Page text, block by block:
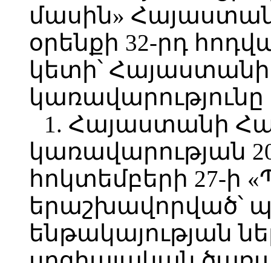
մասին»
օրենքի 32-րդ
կետի՝
կառավարությունը
1. Հայաստանի
կառավարության
հոկտեմբերի 27-ի
երաշխավորված՝
ենթակայության